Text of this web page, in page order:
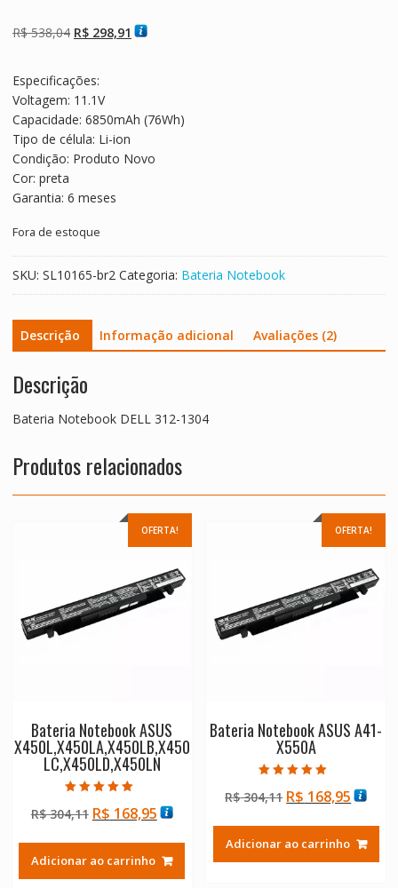
com baseado
em
R$538,04 O
era:
R$ 538,04.
R$298,91 O
Especificações:
Voltagem: 11.1V
Capacidade: 6850mAh (76Wh)
Tipo de célula: Li-ion
Condição: Produto Novo
Cor: preta
Garantia: 6 meses
Fora de estoque
SKU: SL10165-br2 Categoria: Bateria Notebook
Descrição Informação adicional Avaliações (2)
Descrição
Bateria Notebook DELL 312-1304
Produtos relacionados
OFERTA!
Bateria Notebook ASUS
X450L,X450LA,X450LB,X450
LC,X450LD,X450LN
5.00
de 5
R$304,11 O
original
era:
R$ 168,95O
atual
é:
Adicionar ao carrinho
OFERTA!
Bateria Notebook ASUS A41-
X550A
5.00
de 5
R$304,11 O
original
era:
R$ 168,95O
atual
é:
Adicionar ao carrinho